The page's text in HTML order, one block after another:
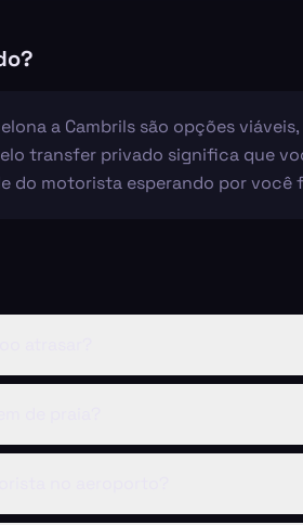
a Cambrils são opções
transfer privado significa que
do motorista esperando por você